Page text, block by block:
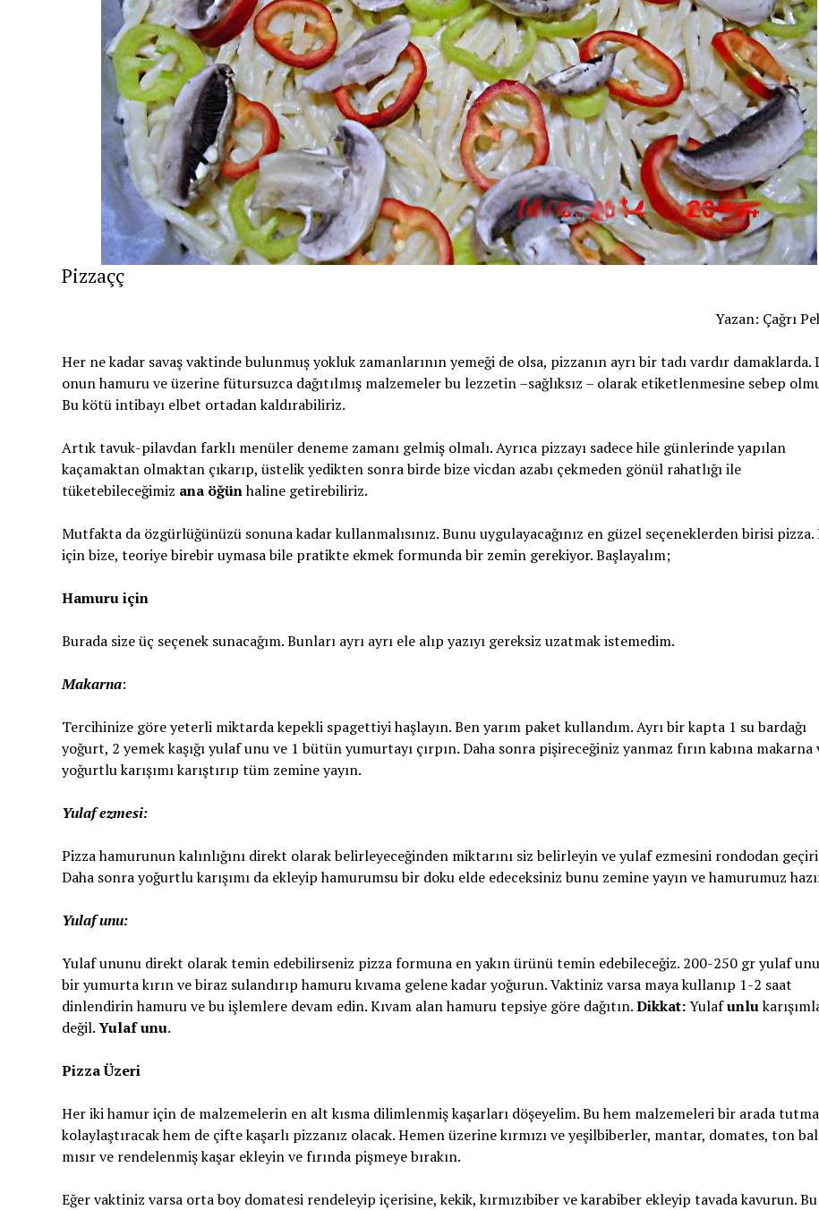
Pizzaçç
Yazan: Çağrı
Her ne kadar savaş vaktinde bulunmuş yokluk zamanlarının yemeği de olsa, pizzanın ayrı bir tadı vardır damaklarda.
onun hamuru ve üzerine fütursuzca dağıtılmış malzemeler bu lezzetin –sağlıksız – olarak etiketlenmesine sebep
Bu kötü intibayı elbet ortadan kaldırabiliriz.
Artık tavuk-pilavdan farklı menüler deneme zamanı gelmiş olmalı. Ayrıca pizzayı sadece hile günlerinde yapılan
kaçamaktan olmaktan çıkarıp, üstelik yedikten sonra birde bize vicdan azabı çekmeden gönül rahatlığı ile
tüketebileceğimiz ana öğünhaline getirebiliriz.
Mutfakta da özgürlüğünüzü sonuna kadar kullanmalısınız. Bunu uygulayacağınız en güzel seçeneklerden birisi pizza.
için bize, teoriye birebir uymasa bile pratikte ekmek formunda bir zemin gerekiyor. Başlayalım;
Hamuru için
Burada size üç seçenek sunacağım. Bunları ayrı ayrı ele alıp yazıyı gereksiz uzatmak istemedim.
Makarna:
Tercihinize göre yeterli miktarda kepekli spagettiyi haşlayın. Ben yarım paket kullandım. Ayrı bir kapta 1 su bardağı
yoğurt, 2 yemek kaşığı yulaf unu ve 1 bütün yumurtayı çırpın. Daha sonra pişireceğiniz yanmaz fırın kabına makarna
yoğurtlu karışımı karıştırıp tüm zemine yayın.
Yulaf ezmesi:
Pizza hamurunun kalınlığını direkt olarak belirleyeceğinden miktarını siz belirleyin ve yulaf ezmesini rondodan
Daha sonra yoğurtlu karışımı da ekleyip hamurumsu bir doku elde edeceksiniz bunu zemine yayın ve hamurumuz
Yulaf unu:
Yulaf ununu direkt olarak temin edebilirseniz pizza formuna en yakın ürünü temin edebileceğiz. 200-250 gr yulaf
bir yumurta kırın ve biraz sulandırıp hamuru kıvama gelene kadar yoğurun. Vaktiniz varsa maya kullanıp 1-2 saat
dinlendirin hamuru ve bu işlemlere devam edin. Kıvam alan hamuru tepsiye göre dağıtın.Dikkat:Yulafunlu
değil.Yulaf unu.
Pizza Üzeri
Her iki hamur için de malzemelerin en alt kısma dilimlenmiş kaşarları döşeyelim. Bu hem malzemeleri bir arada
kolaylaştıracak hem de çifte kaşarlı pizzanız olacak. Hemen üzerine kırmızı ve yeşilbiberler, mantar, domates, ton
mısır ve rendelenmiş kaşar ekleyin ve fırında pişmeye bırakın.
Eğer vaktiniz varsa orta boy domatesi rendeleyip içerisine, kekik, kırmızıbiber ve karabiber ekleyip tavada kavurun.